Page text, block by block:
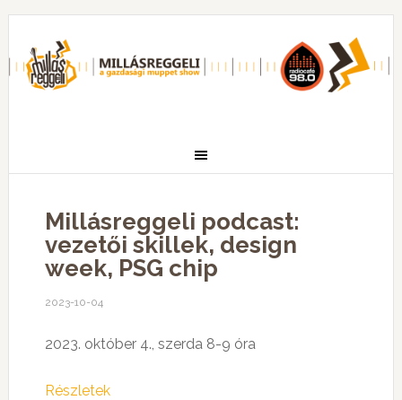
Millásreggeli podcast:
vezetői skillek, design
week, PSG chip
2023-10-04
2023. október 4., szerda 8-9 óra
Részletek